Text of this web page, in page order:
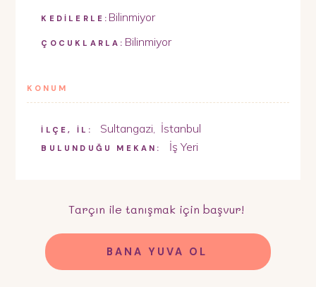
KEDİLERLE: Bilinmiyor
ÇOCUKLARLA: Bilinmiyor
KONUM
İLÇE, İL: Sultangazi İstanbul
BULUNDUĞU MEKAN: İş Yeri
Tarçın ile tanışmak için başvur!
BANA YUVA OL